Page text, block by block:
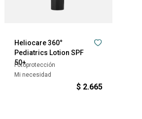
Heliocare 360°
Pediatrics Lotion SPF
50+
Fotoprotección
Mi necesidad
$ 2.665